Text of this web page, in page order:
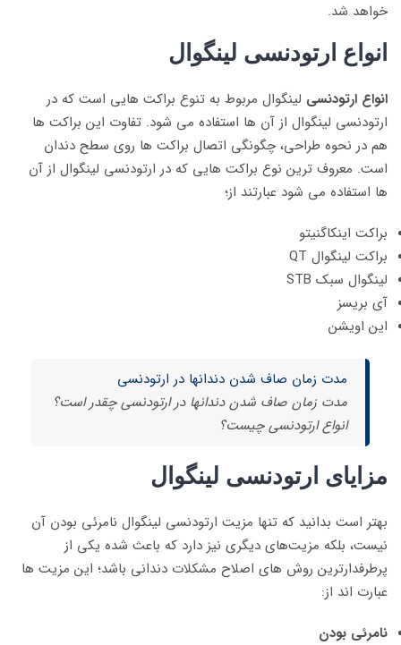
خواهد شد.
انواع ارتودنسی لینگوال
انواع ارتودنسی لینگوال مربوط به تنوع براکت هایی است که در
ارتودنسی لینگوال از آن ها استفاده می شود. تفاوت این براکت ها
هم در نحوه طراحی، چگونگی اتصال براکت ها روی سطح دندان
است. معروف ترین نوع براکت هایی که در ارتودنسی لینگوال از آن
ها استفاده می شود عبارتند از؛
براکت اینکاگنیتو
براکت لینگوال QT
لینگوال سبک STB
آی بریسز
این اویشن
مدت زمان صاف شدن دندانها در ارتودنسی
مدت زمان صاف شدن دندانها در ارتودنسی چقدر است؟
انواع ارتودنسی چیست؟
مزایای ارتودنسی لینگوال
بهتر است بدانید که تنها مزیت ارتودنسی لینگوال نامرئی بودن آن
نیست، بلکه مزیت‌های دیگری نیز دارد که باعث شده یکی از
پرطرفدارترین روش های اصلاح مشکلات دندانی باشد؛ این مزیت ها
عبارت اند از:
نامرئی بودن